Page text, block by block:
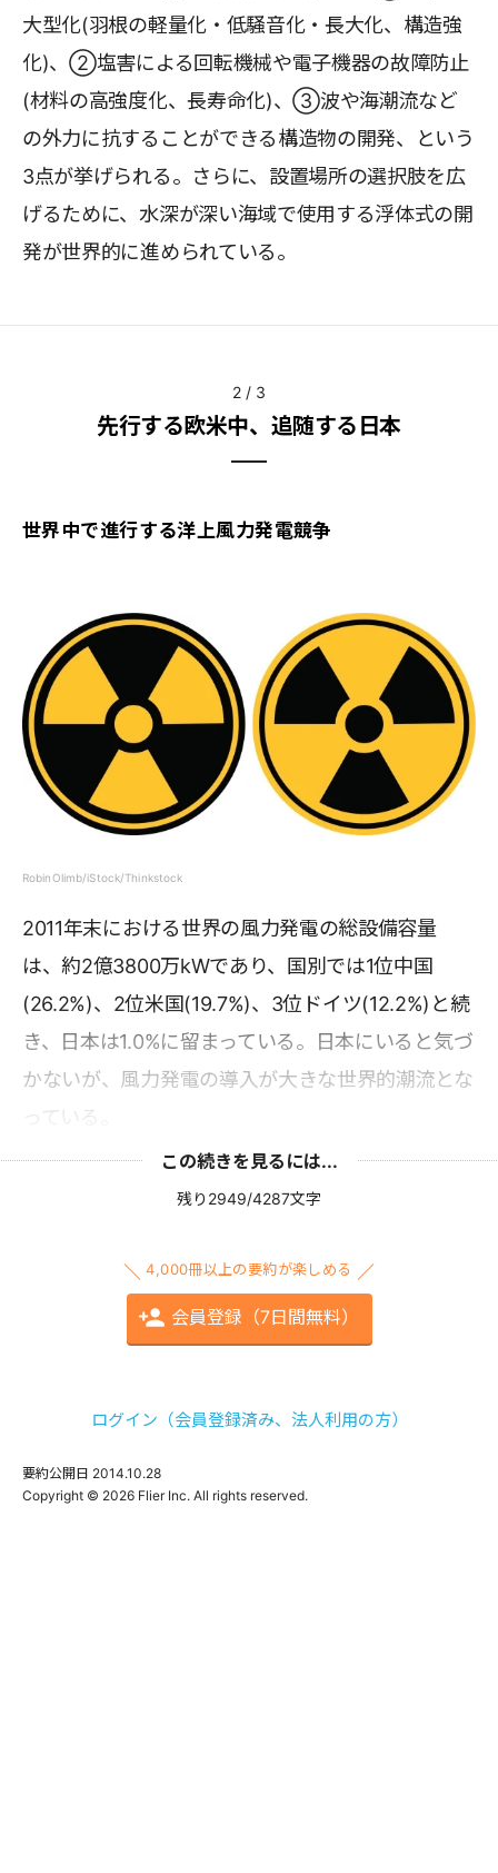
大型化(羽根の軽量化・低騒音化・長大化、構造強
化)、②塩害による回転機械や電子機器の故障防止
(材料の高強度化、長寿命化)、③波や海潮流など
の外力に抗することができる構造物の開発、という
3点が挙げられる。さらに、設置場所の選択肢を広
げるために、水深が深い海域で使用する浮体式の開
発が世界的に進められている。
2 / 3
先行する欧米中、追随する日本
世界中で進行する洋上風力発電競争
RobinOlimb/iStock/Thinkstock
2011年末における世界の風力発電の総設備容量
は、約2億3800万kWであり、国別では1位中国
(26.2%)、2位米国(19.7%)、3位ドイツ(12.2%)と続
き、日本は1.0%に留まっている。日本にいると気づ
かないが、風力発電の導入が大きな世界的潮流とな
っている。
この続きを見るには...
残り2949/4287文字
4,000冊以上の要約が楽しめる
会員登録（7日間無料）
ログイン（会員登録済み、法人利用の方）
要約公開日 2014.10.28